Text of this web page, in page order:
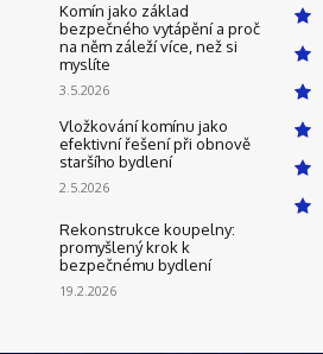
Komín jako základ
bezpečného vytápění a proč
na něm záleží více, než si
myslíte
3.5.2026
Vložkování komínu jako
efektivní řešení při obnově
staršího bydlení
2.5.2026
Rekonstrukce koupelny:
promyšlený krok k
bezpečnému bydlení
19.2.2026